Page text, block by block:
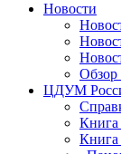
Новости
ЦДУМ
Книга
Книга